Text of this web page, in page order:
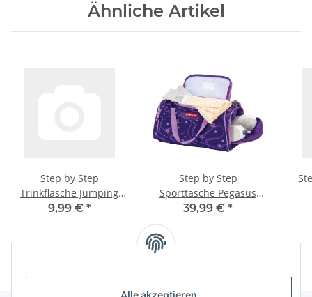
Alle akzeptieren
Ähnliche Artikel
Step by Step
Trinkflasche Jumping
Spider
9,99 € *
Step by Step
Sporttasche Pegasus
Emily 213232
39,99 € *